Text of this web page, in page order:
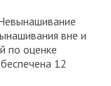
вне и
по оценке
12